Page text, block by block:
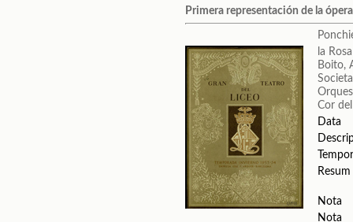
Primera representación de la
la
Boito,
Cor
Data
Resum
Nota
Nota